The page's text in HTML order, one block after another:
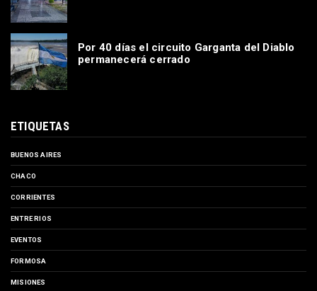
Por 40 días el circuito Garganta del Diablo
permanecerá cerrado
ETIQUETAS
BUENOS AIRES
CHACO
CORRIENTES
ENTRE RIOS
EVENTOS
FORMOSA
MISIONES